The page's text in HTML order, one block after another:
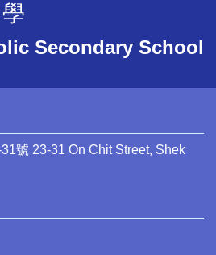
Secondary School
號 23-31 On Chit Street, Shek